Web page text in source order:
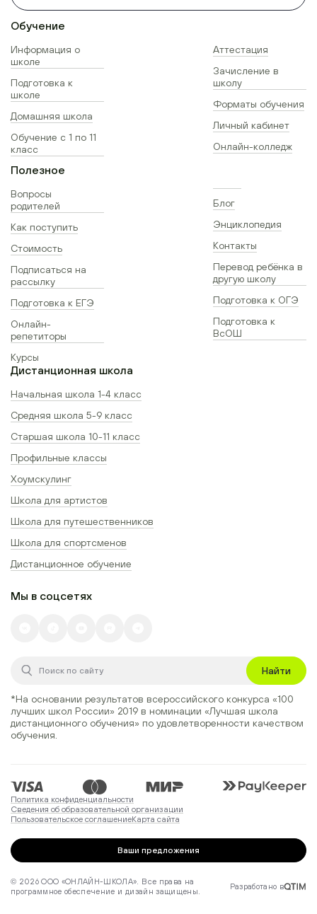
Обучение
Информация о
школе
Подготовка к
школе
Домашняя школа
Обучение с 1 по 11
класс
Аттестация
Зачисление в
школу
Форматы обучения
Личный кабинет
Онлайн-колледж
Полезное
Вопросы
родителей
Как поступить
Стоимость
Подписаться на
рассылку
Подготовка к ЕГЭ
Онлайн-
репетиторы
Курсы
Блог
Энциклопедия
Контакты
Перевод ребёнка в
другую школу
Подготовка к ОГЭ
Подготовка к
ВсОШ
Дистанционная школа
Начальная школа 1-4 класс
Средняя школа 5-9 класс
Старшая школа 10-11 класс
Профильные классы
Хоумскулинг
Школа для артистов
Школа для путешественников
Школа для спортсменов
Дистанционное обучение
Мы в соцсетях
Найти
*На основании результатов всероссийского конкурса «100
лучших школ России» 2019 в номинации «Лучшая школа
дистанционного обучения» по удовлетворенности качеством
обучения.
Политика конфиденциальности
Сведения об образовательной организации
Пользовательское соглашениеКарта сайта
Ваши предложения
© 2026 ООО «ОНЛАЙН-ШКОЛА». Все права на
программное обеспечение и дизайн защищены.
Разработано в